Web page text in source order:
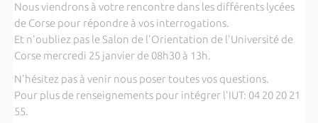
Nous viendrons à votre rencontre dans les différents lycées
de Corse pour répondre à vos interrogations.
Et n'oubliez pas le Salon de l'Orientation de l'Université de
Corse mercredi 25 janvier de 08h30 à 13h.
N'hésitez pas à venir nous poser toutes vos questions.
Pour plus de renseignements pour intégrer l'IUT: 04 20 20 21
55.